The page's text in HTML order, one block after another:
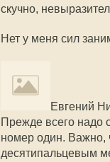
скучно,
Нет у меня сил
Евгений
Прежде всего надо
номер один. Важно,
десятипальцевым